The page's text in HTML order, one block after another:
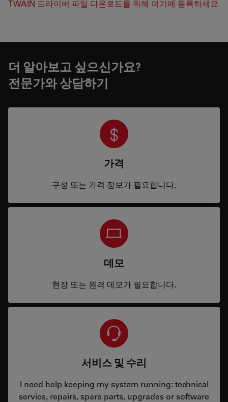
TWAIN 드라이버 파일 다운로드를 위해 여기에 등록하세요
더 알아보고 싶으신가요?
전문가와 상담하기
가격
구성 또는 가격 정보가 필요합니다.
데모
현장 또는 원격 데모가 필요합니다.
서비스 및 수리
I need help keeping my system running: technical
service, repairs, spare parts, upgrades or software